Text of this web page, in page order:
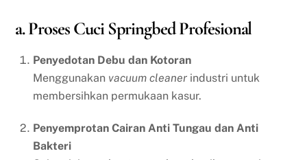
a. Proses Cuci Springbed Profesional
Penyedotan Debu dan Kotoran
Menggunakan vacuum cleaner industri untuk
membersihkan permukaan kasur.
Penyemprotan Cairan Anti Tungau dan Anti
Bakteri